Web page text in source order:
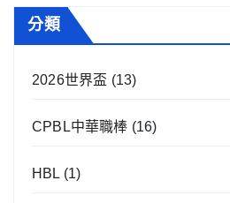
分類
2026世界盃 (13)
CPBL中華職棒 (16)
HBL (1)